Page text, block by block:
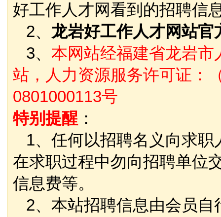
好工作人才网看到的招聘信
2、 龙岩好工作人才网站
3、 本网站经福建省龙岩
站，人力资源服务许可证：
0801000113号
特别提醒 ：
1、任何以招聘名义向求职
在求职过程中勿向招聘单位
信息费等。
2、本站招聘信息由会员自